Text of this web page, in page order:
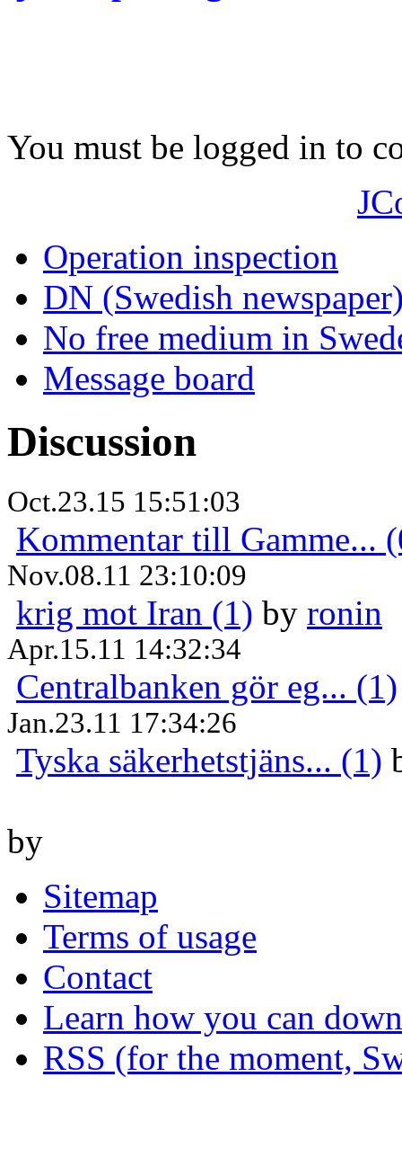
You must be logged in to
Operation inspection
DN (Swedish
No free medium in
Message board
Discussion
Oct.23.15 15:51:03
Kommentar till Gamme...
Nov.08.11 23:10:09
krig mot Iran (1) by ronin
Apr.15.11 14:32:34
Centralbanken gör eg... (1)
Jan.23.11 17:34:26
Tyska säkerhetstjäns... (1)
by
Sitemap
Terms of usage
Contact
Learn how you can
RSS (for the moment,